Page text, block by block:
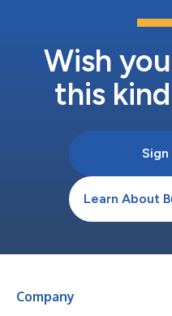
CPU、GPU、AI引擎的性能提
场景提供‘算力与能效兼顾’的
件架构...Wish
this
Sign
Learn About
Company